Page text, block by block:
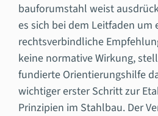
bauforumstahl weist
es sich bei dem Leitfaden um
rechtsverbindliche
keine normative Wirkung,
fundierte Orientierungshilfe
wichtiger erster Schritt zur
Prinzipien im Stahlbau. Der